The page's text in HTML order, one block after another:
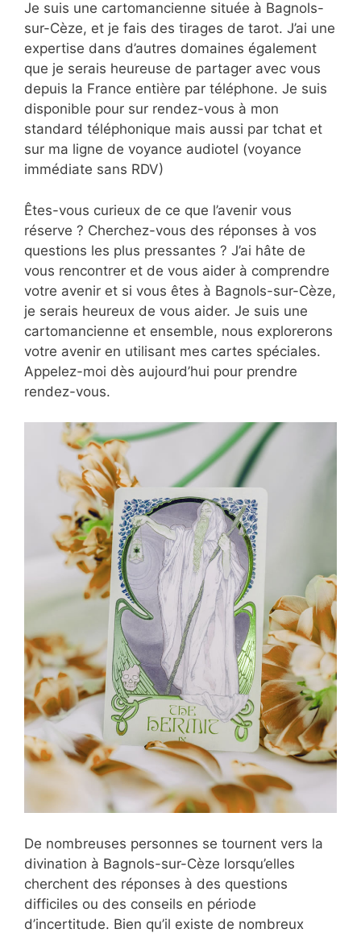
Je suis une cartomancienne située à Bagnols-
sur-Cèze, et je fais des tirages de tarot. J’ai une
expertise dans d’autres domaines également
que je serais heureuse de partager avec vous
depuis la France entière par téléphone. Je suis
disponible pour sur rendez-vous à mon
standard téléphonique mais aussi par tchat et
sur ma ligne de voyance audiotel (voyance
immédiate sans RDV)
Êtes-vous curieux de ce que l’avenir vous
réserve ? Cherchez-vous des réponses à vos
questions les plus pressantes ? J’ai hâte de
vous rencontrer et de vous aider à comprendre
votre avenir et si vous êtes à Bagnols-sur-Cèze,
je serais heureux de vous aider. Je suis une
cartomancienne et ensemble, nous explorerons
votre avenir en utilisant mes cartes spéciales.
Appelez-moi dès aujourd’hui pour prendre
rendez-vous.
De nombreuses personnes se tournent vers la
divination à Bagnols-sur-Cèze lorsqu’elles
cherchent des réponses à des questions
difficiles ou des conseils en période
d’incertitude. Bien qu’il existe de nombreux